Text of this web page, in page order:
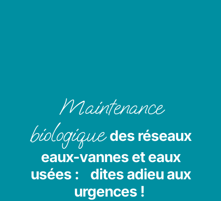
Maintenance
biologiquedes réseaux
eaux-vannes et eaux
usées : dites adieu aux
urgences !